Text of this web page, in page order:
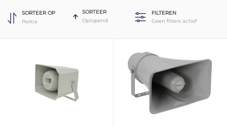
SORTEER OP
SORTEER
Oplopend
FILTEREN
Geen filters actief